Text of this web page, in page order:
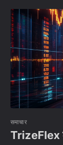
समाचार
TrizeFlex के